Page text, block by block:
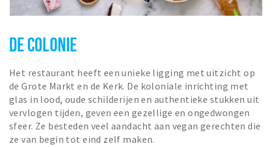
DE COLONIE
Het restaurant heeft een unieke ligging met uitzicht op
de Grote Markt en de Kerk. De koloniale inrichting met
glas in lood, oude schilderijen en authentieke stukken uit
vervlogen tijden, geven een gezellige en ongedwongen
sfeer. Ze besteden veel aandacht aan vegan gerechten die
ze van begin tot eind zelf maken.